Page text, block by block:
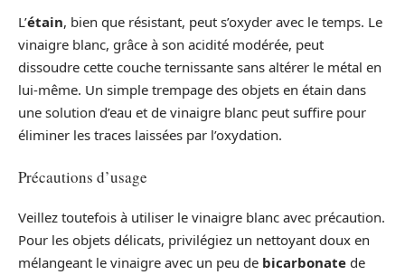
L’étain, bien que résistant, peut s’oxyder avec le temps. Le
vinaigre blanc, grâce à son acidité modérée, peut
dissoudre cette couche ternissante sans altérer le métal en
lui-même. Un simple trempage des objets en étain dans
une solution d’eau et de vinaigre blanc peut suffire pour
éliminer les traces laissées par l’oxydation.
Précautions d’usage
Veillez toutefois à utiliser le vinaigre blanc avec précaution.
Pour les objets délicats, privilégiez un nettoyant doux en
mélangeant le vinaigre avec un peu de bicarbonate de